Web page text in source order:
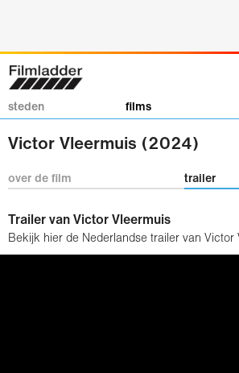
steden films
Victor Vleermuis (2024)
over de film trailer
Trailer van Victor Vleermuis
Bekijk hier de Nederlandse trailer van Victor